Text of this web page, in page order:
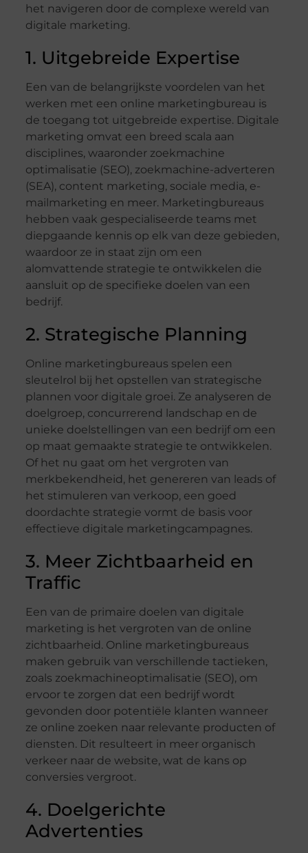
het navigeren door de complexe wereld van
digitale marketing.
1. Uitgebreide Expertise
Een van de belangrijkste voordelen van het
werken met een online marketingbureau is
de toegang tot uitgebreide expertise. Digitale
marketing omvat een breed scala aan
disciplines, waaronder zoekmachine
optimalisatie (SEO), zoekmachine-adverteren
(SEA), content marketing, sociale media, e-
mailmarketing en meer. Marketingbureaus
hebben vaak gespecialiseerde teams met
diepgaande kennis op elk van deze gebieden,
waardoor ze in staat zijn om een
alomvattende strategie te ontwikkelen die
aansluit op de specifieke doelen van een
bedrijf.
2. Strategische Planning
Online marketingbureaus spelen een
sleutelrol bij het opstellen van strategische
plannen voor digitale groei. Ze analyseren de
doelgroep, concurrerend landschap en de
unieke doelstellingen van een bedrijf om een
op maat gemaakte strategie te ontwikkelen.
Of het nu gaat om het vergroten van
merkbekendheid, het genereren van leads of
het stimuleren van verkoop, een goed
doordachte strategie vormt de basis voor
effectieve digitale marketingcampagnes.
3. Meer Zichtbaarheid en
Traffic
Een van de primaire doelen van digitale
marketing is het vergroten van de online
zichtbaarheid. Online marketingbureaus
maken gebruik van verschillende tactieken,
zoals zoekmachineoptimalisatie (SEO), om
ervoor te zorgen dat een bedrijf wordt
gevonden door potentiële klanten wanneer
ze online zoeken naar relevante producten of
diensten. Dit resulteert in meer organisch
verkeer naar de website, wat de kans op
conversies vergroot.
4. Doelgerichte
Advertenties